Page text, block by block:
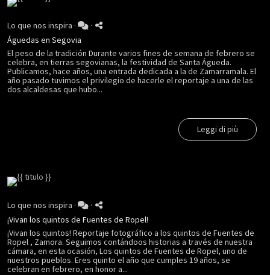
Lo que nos inspira ·
·
Águedas en Segovia
El peso de la tradición Durante varios fines de semana de febrero se
celebra, en tierras segovianas, la festividad de Santa Águeda.
Publicamos, hace años, una entrada dedicada a la de Zamarramala. El
año pasado tuvimos el privilegio de hacerle el reportaje a una de las
dos alcaldesas que hubo...
Leggi di più
Lo que nos inspira ·
·
¡Vivan los quintos de Fuentes de Ropel!
¡Vivan los quintos! Reportaje fotográfico a los quintos de Fuentes de
Ropel , Zamora. Seguimos contándoos historias a través de nuestra
cámara, en esta ocasión, Los quintos de Fuentes de Ropel, uno de
nuestros pueblos. Eres quinto el año que cumples 19 años, se
celebran en febrero, en honor a...